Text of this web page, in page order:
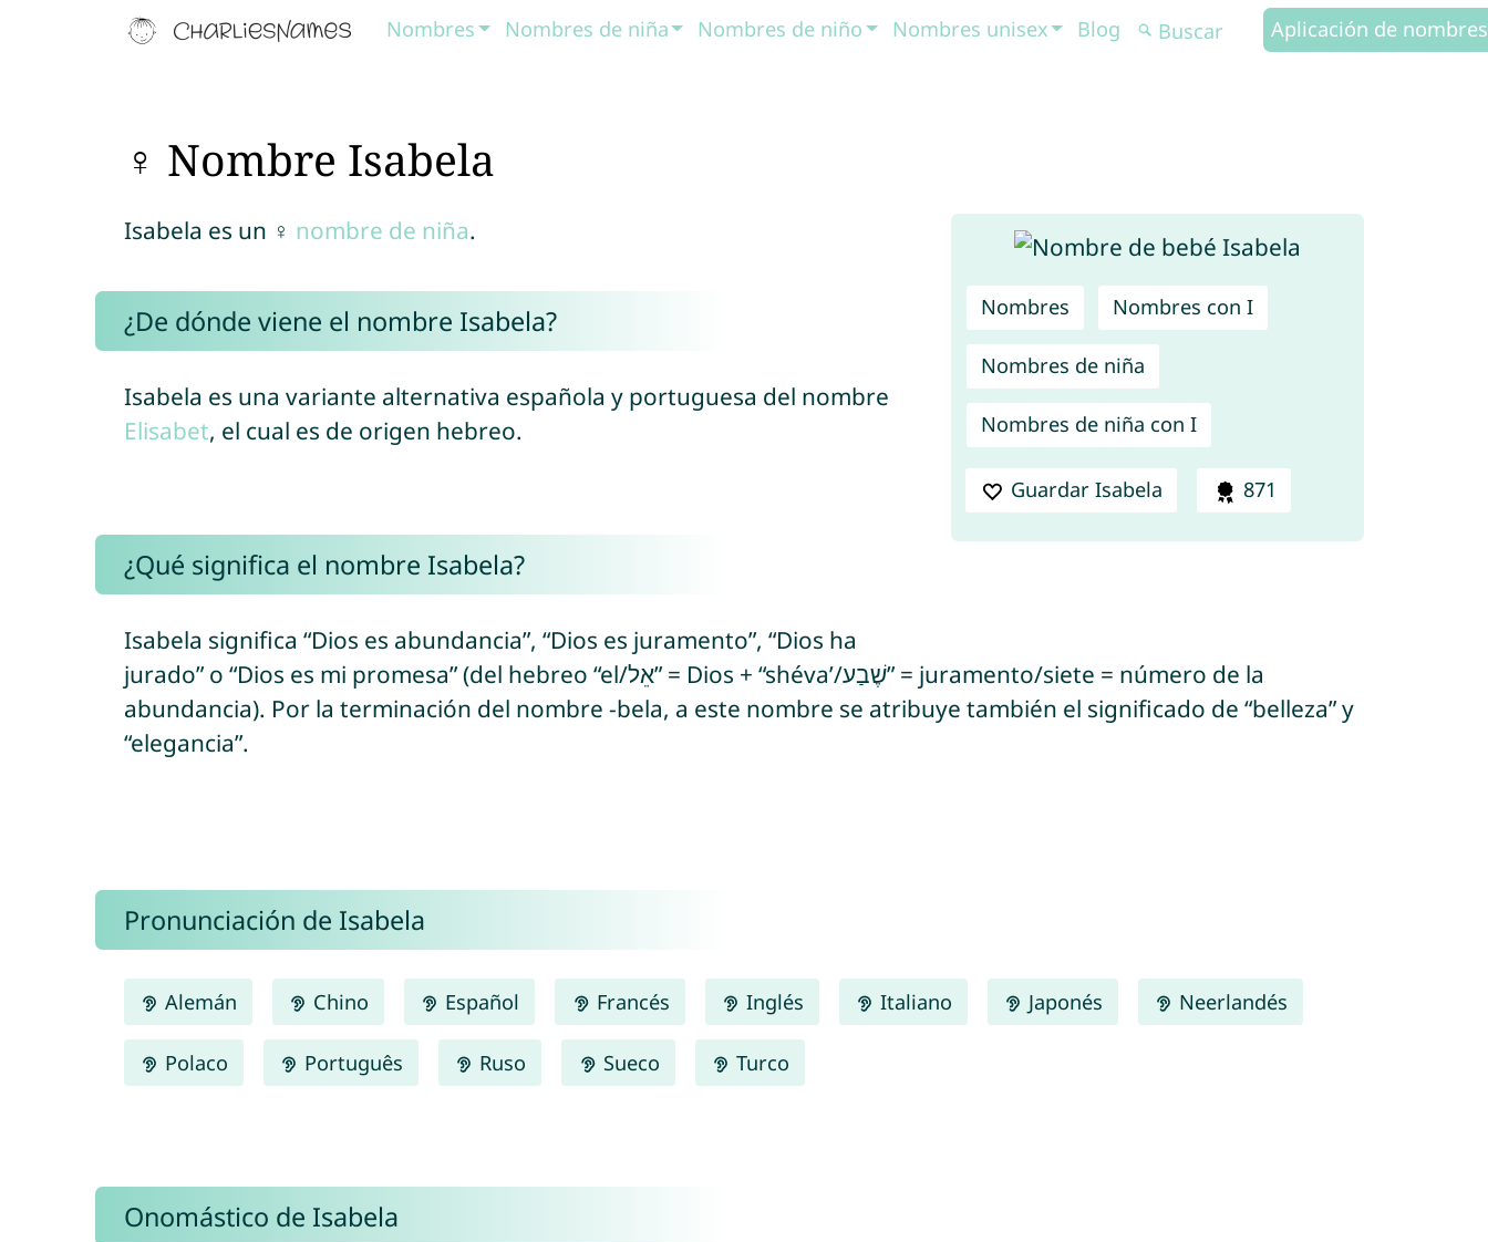
Nombres Nombres de niña Nombres de niño Nombres unisex Blog Aplicación de nombres
♀ Nombre Isabela
Nombres Nombres con I
Nombres de niña
Nombres de niña con I
Guardar Isabela 871
Isabela es un ♀ nombre de niña.
¿De dónde viene el nombre Isabela?
Isabela es una variante alternativa española y portuguesa del nombre
Elisabet, el cual es de origen hebreo.
¿Qué significa el nombre Isabela?
Isabela significa “Dios es abundancia”, “Dios es juramento”, “Dios ha
jurado” o “Dios es mi promesa” (del hebreo “el/אֵל” = Dios + “shéva’/שֶׁבַע” = juramento/siete = número de la
abundancia). Por la terminación del nombre -bela, a este nombre se atribuye también el significado de “belleza” y
“elegancia”.
Pronunciación de Isabela
Alemán Chino Español Francés Inglés Italiano Japonés Neerlandés
Polaco Português Ruso Sueco Turco
Onomástico de Isabela